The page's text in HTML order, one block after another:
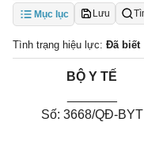
Mục lục Lưu
Tình trạng hiệu lực: Đã biết
BỘ Y TẾ
Số: 3668/QĐ-BYT